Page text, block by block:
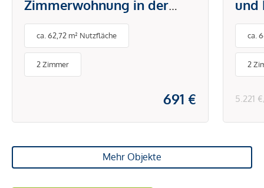
Zimmerwohnung in der
Brunnengasse
ca. 62,72 m² Nutzfläche
2 Zimmer
691 €
und
&
ca.
2
5.221
Mehr Objekte